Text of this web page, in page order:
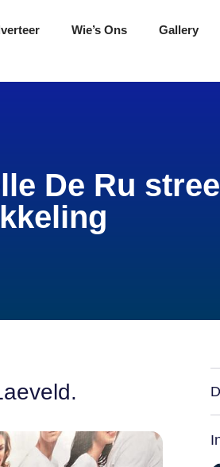
Wie’s Ons Gallery
De Ru